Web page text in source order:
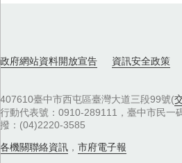
政府網站資料開放宣告 資訊安全政策
407610臺中市西屯區臺灣大道三段99號(
行動代表號：0910-289111，臺中市民一
撥：(04)2220-3585
各機關聯絡資訊 ， 市府電子報